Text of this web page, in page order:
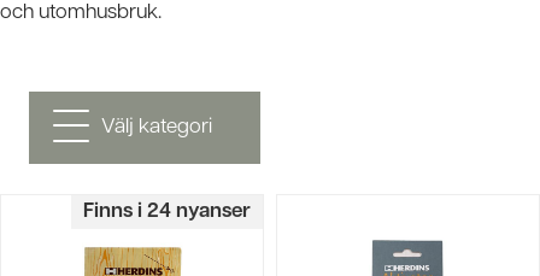
och utomhusbruk.
Välj kategori
Finns i 24 nyanser